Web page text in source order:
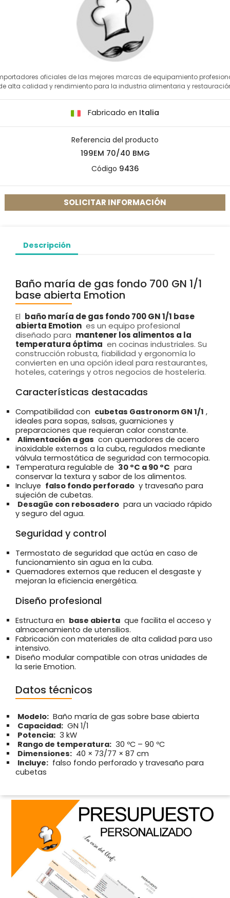
oficiales de las mejores marcas de equipamiento
alta calidad y rendimiento para la industria alimentaria y
Fabricado en Italia
Referencia del producto
199EM 70/40 BMG
Código 9436
SOLICITAR INFORMACIÓN
Descripción
Baño maría de gas fondo 700 GN 1/1
base abierta Emotion
El baño maría de gas fondo 700 GN 1/1 base
abierta Emotion es un equipo profesional
diseñado para mantener los alimentos a la
temperatura óptima en cocinas industriales. Su
construcción robusta, fiabilidad y ergonomía lo
convierten en una opción ideal para restaurantes,
hoteles, caterings y otros negocios de hostelería.
Características destacadas
Compatibilidad con cubetas Gastronorm GN 1/1 ,
ideales para sopas, salsas, guarniciones y
preparaciones que requieran calor constante.
Alimentación a gas con quemadores de acero
inoxidable externos a la cuba, regulados mediante
válvula termostática de seguridad con termocopia.
Temperatura regulable de 30 ºC a 90 ºC para
conservar la textura y sabor de los alimentos.
Incluye falso fondo perforado y travesaño para
sujeción de cubetas.
Desagüe con rebosadero para un vaciado rápido
y seguro del agua.
Seguridad y control
Termostato de seguridad que actúa en caso de
funcionamiento sin agua en la cuba.
Quemadores externos que reducen el desgaste y
mejoran la eficiencia energética.
Diseño profesional
Estructura en base abierta que facilita el acceso y
almacenamiento de utensilios.
Fabricación con materiales de alta calidad para uso
intensivo.
Diseño modular compatible con otras unidades de
la serie Emotion.
Datos técnicos
Modelo: Baño maría de gas sobre base abierta
Capacidad: GN 1/1
Potencia: 3 kW
Rango de temperatura: 30 ºC – 90 ºC
Dimensiones: 40 × 73/77 × 87 cm
Incluye: falso fondo perforado y travesaño para
cubetas